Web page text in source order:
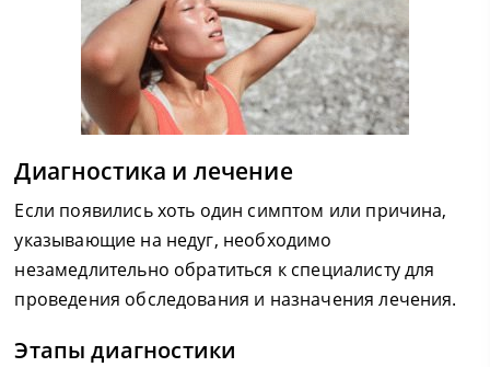
Диагностика и лечение
Если появились хоть один симптом или причина,
указывающие на недуг, необходимо
незамедлительно обратиться к специалисту для
проведения обследования и назначения лечения.
Этапы диагностики